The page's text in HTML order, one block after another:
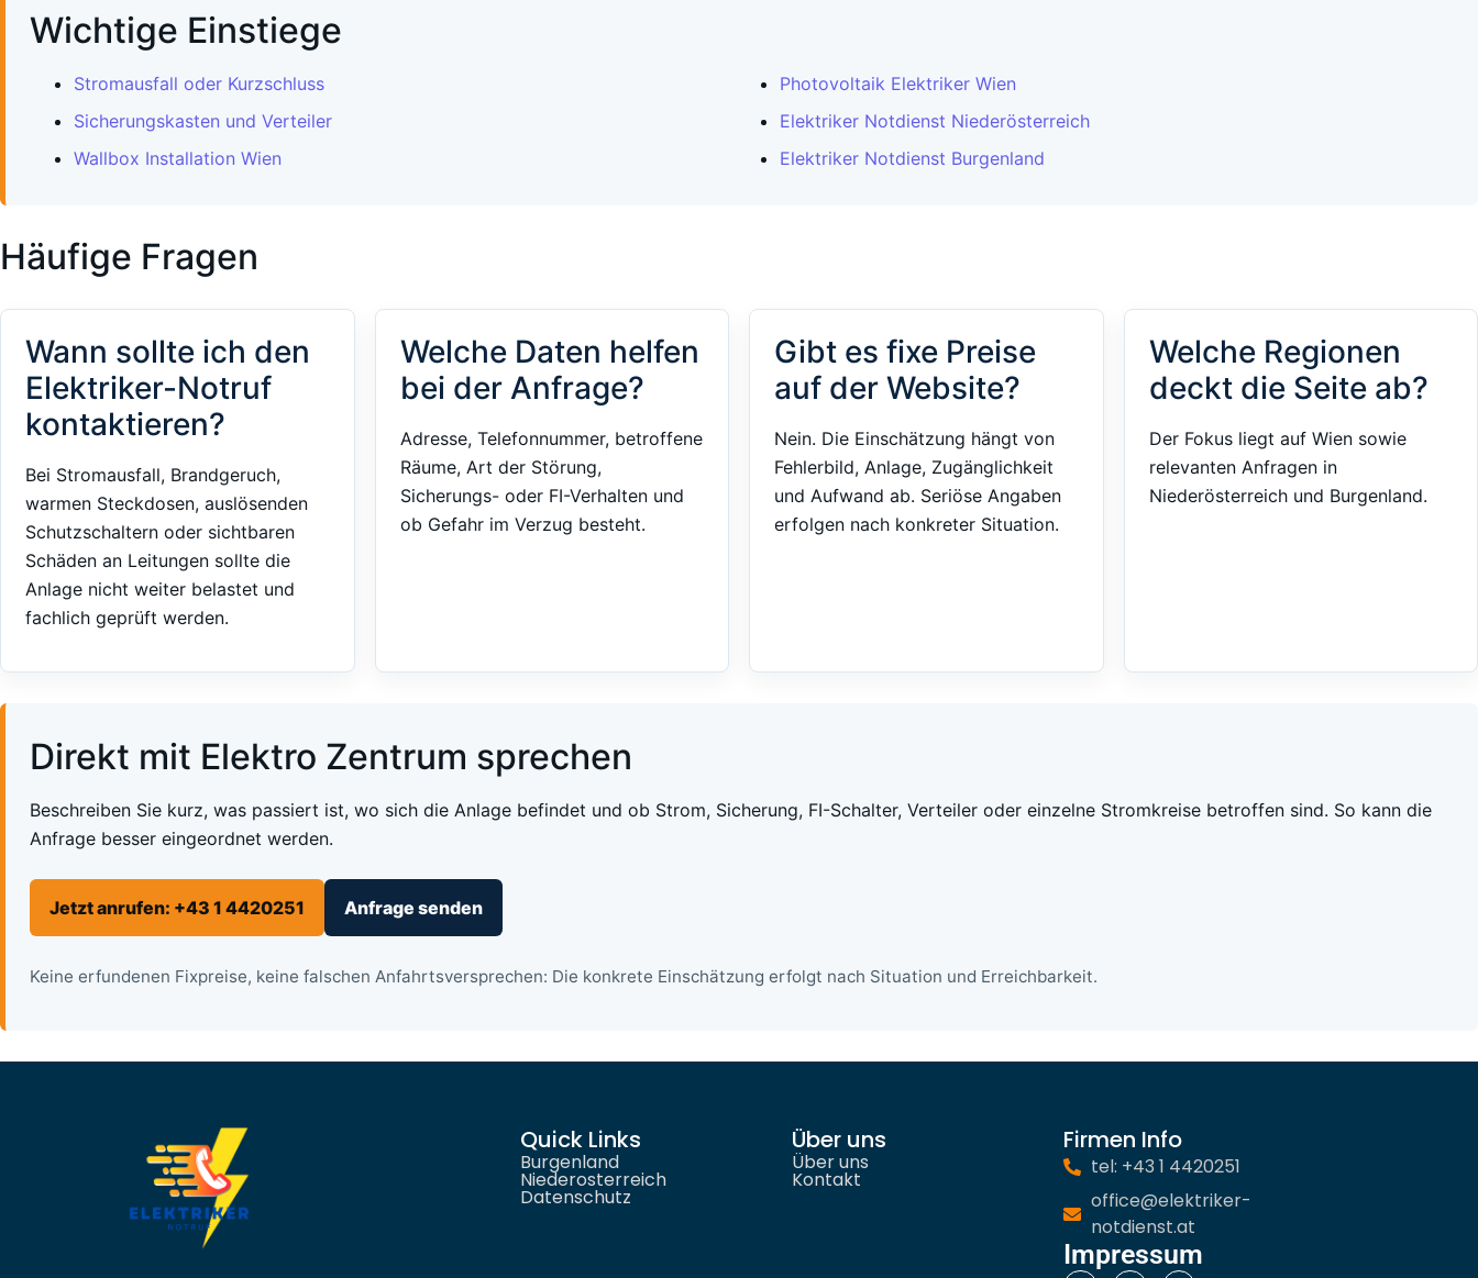
Wichtige Einstiege
Stromausfall oder Kurzschluss
Sicherungskasten und Verteiler
Wallbox Installation Wien
Photovoltaik Elektriker Wien
Elektriker Notdienst Niederösterreich
Elektriker Notdienst Burgenland
Häufige Fragen
Wann sollte ich den
Elektriker-Notruf
kontaktieren?
Bei Stromausfall, Brandgeruch,
warmen Steckdosen, auslösenden
Schutzschaltern oder sichtbaren
Schäden an Leitungen sollte die
Anlage nicht weiter belastet und
fachlich geprüft werden.
Welche Daten helfen
bei der Anfrage?
Adresse, Telefonnummer, betroffene
Räume, Art der Störung,
Sicherungs- oder FI-Verhalten und
ob Gefahr im Verzug besteht.
Gibt es fixe Preise
auf der Website?
Nein. Die Einschätzung hängt von
Fehlerbild, Anlage, Zugänglichkeit
und Aufwand ab. Seriöse Angaben
erfolgen nach konkreter Situation.
Welche Regionen
deckt die Seite ab?
Der Fokus liegt auf Wien sowie
relevanten Anfragen in
Niederösterreich und Burgenland.
Direkt mit Elektro Zentrum sprechen
Beschreiben Sie kurz, was passiert ist, wo sich die Anlage befindet und ob Strom, Sicherung, FI-Schalter, Verteiler oder einzelne Stromkreise betroffen sind. So kann die
Anfrage besser eingeordnet werden.
Jetzt anrufen: +43 1 4420251 Anfrage senden
Keine erfundenen Fixpreise, keine falschen Anfahrtsversprechen: Die konkrete Einschätzung erfolgt nach Situation und Erreichbarkeit.
Quick Links
Burgenland
Niederosterreich
Datenschutz
Über uns
Über uns
Kontakt
Firmen Info
tel: +43 1 4420251
office@elektriker-
notdienst.at
Impressum